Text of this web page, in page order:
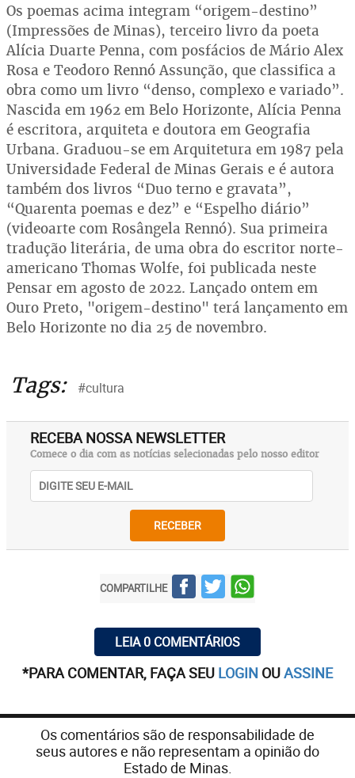
Os poemas acima integram “origem-destino”
(Impressões de Minas), terceiro livro da poeta
Alícia Duarte Penna, com posfácios de Mário Alex
Rosa e Teodoro Rennó Assunção, que classifica a
obra como um livro “denso, complexo e variado”.
Nascida em 1962 em Belo Horizonte, Alícia Penna
é escritora, arquiteta e doutora em Geografia
Urbana. Graduou-se em Arquitetura em 1987 pela
Universidade Federal de Minas Gerais e é autora
também dos livros “Duo terno e gravata”,
“Quarenta poemas e dez” e “Espelho diário”
(videoarte com Rosângela Rennó). Sua primeira
tradução literária, de uma obra do escritor norte-
americano Thomas Wolfe, foi publicada neste
Pensar em agosto de 2022. Lançado ontem em
Ouro Preto, "origem-destino" terá lançamento em
Belo Horizonte no dia 25 de novembro.
Tags: #cultura
RECEBA NOSSA NEWSLETTER
Comece o dia com as notícias selecionadas pelo nosso editor
RECEBER
COMPARTILHE
LEIA 0 COMENTÁRIOS
*PARA COMENTAR, FAÇA SEU LOGIN OUASSINE
Os comentários são de responsabilidade de
seus autores e não representam a opinião do
Estado de Minas.